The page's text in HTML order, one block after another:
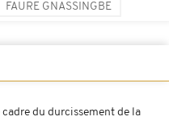
FAURE GNASSINGBE
cadre du durcissement de la